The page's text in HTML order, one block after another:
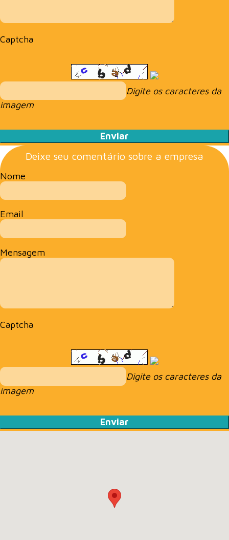
Captcha
Digite os caracteres da
imagem
Deixe seu comentário sobre a empresa
Nome
Email
Mensagem
Captcha
Digite os caracteres da
imagem